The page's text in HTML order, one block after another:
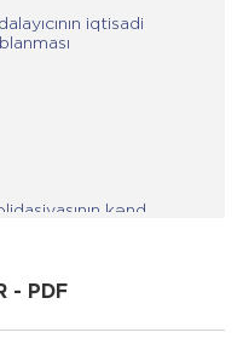
iqtisadi
kənd
- PDF